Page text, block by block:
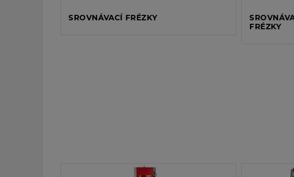
SROVNÁVACÍ FRÉZKY
FRÉZKY